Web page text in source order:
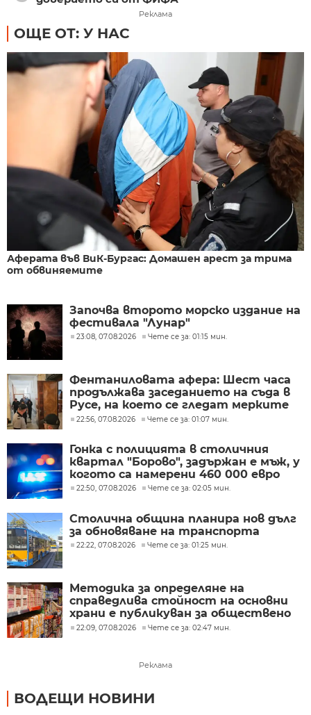
Реклама
ОЩЕ ОТ: У НАС
Аферата във ВиК-Бургас: Домашен арест за трима
от обвиняемите
Започва второто морско издание на
фестивала "Лунар"
23:08, 07.08.2026 Чете се за: 01:15 мин.
Фентаниловата афера: Шест часа
продължава заседанието на съда в
Русе, на което се гледат мерките
на задържаните
22:56, 07.08.2026 Чете се за: 01:07 мин.
Гонка с полицията в столичния
квартал "Борово", задържан е мъж, у
когото са намерени 460 000 евро
22:50, 07.08.2026 Чете се за: 02:05 мин.
Столична община планира нов дълг
за обновяване на транспорта
22:22, 07.08.2026 Чете се за: 01:25 мин.
Методика за определяне на
справедлива стойност на основни
храни е публикуван за обществено
обсъждане
22:09, 07.08.2026 Чете се за: 02:47 мин.
Реклама
ВОДЕЩИ НОВИНИ